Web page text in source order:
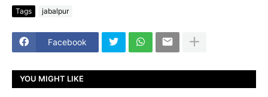
Tags jabalpur
Facebook
YOU MIGHT LIKE